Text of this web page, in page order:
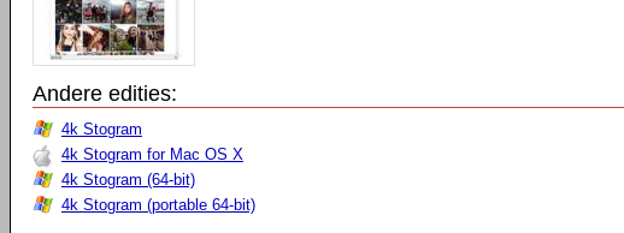
Andere edities:
4k Stogram
4k Stogram for Mac OS X
4k Stogram (64-bit)
4k Stogram (portable 64-bit)